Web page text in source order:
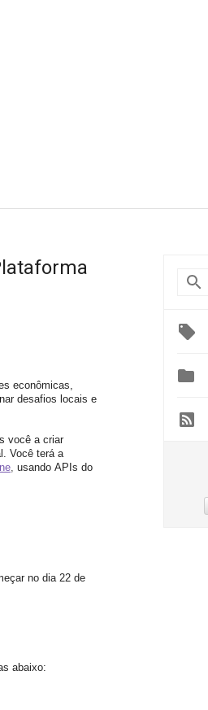
econômicas,
desafios locais e
você a criar
Você terá a
, usando APIs do
no dia 22 de
abaixo:
